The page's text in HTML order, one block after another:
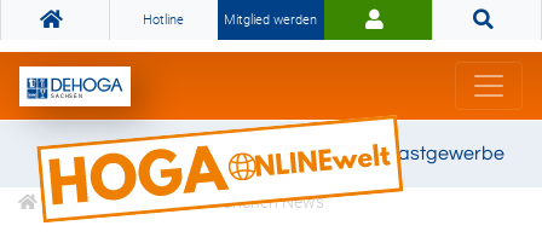
Hotline Mitglied werden
Gemeinsam stark für das Gastgewerbe
Informationen Branchen News